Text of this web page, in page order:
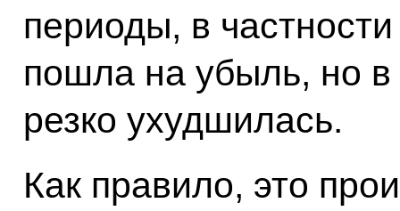
периоды, в
пошла на убыль, но в
резко ухудшилась.
Как правило, это